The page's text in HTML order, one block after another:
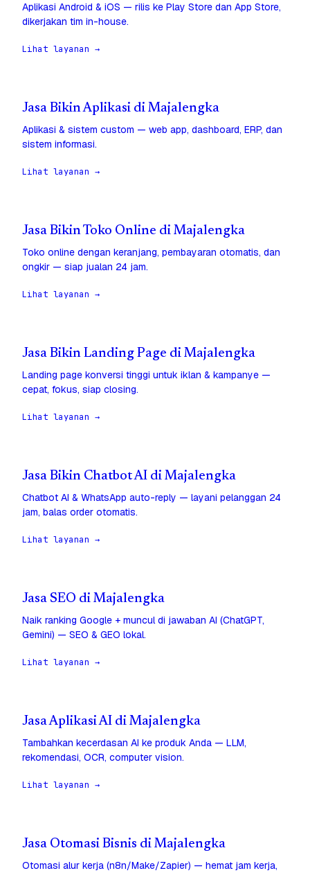
Aplikasi Android & iOS — rilis ke Play Store dan App Store,
dikerjakan tim in-house.
Lihat layanan →
Jasa Bikin Aplikasi di Majalengka
Aplikasi & sistem custom — web app, dashboard, ERP, dan
sistem informasi.
Lihat layanan →
Jasa Bikin Toko Online di Majalengka
Toko online dengan keranjang, pembayaran otomatis, dan
ongkir — siap jualan 24 jam.
Lihat layanan →
Jasa Bikin Landing Page di Majalengka
Landing page konversi tinggi untuk iklan & kampanye —
cepat, fokus, siap closing.
Lihat layanan →
Jasa Bikin Chatbot AI di Majalengka
Chatbot AI & WhatsApp auto-reply — layani pelanggan 24
jam, balas order otomatis.
Lihat layanan →
Jasa SEO di Majalengka
Naik ranking Google + muncul di jawaban AI (ChatGPT,
Gemini) — SEO & GEO lokal.
Lihat layanan →
Jasa Aplikasi AI di Majalengka
Tambahkan kecerdasan AI ke produk Anda — LLM,
rekomendasi, OCR, computer vision.
Lihat layanan →
Jasa Otomasi Bisnis di Majalengka
Otomasi alur kerja (n8n/Make/Zapier) — hemat jam kerja,